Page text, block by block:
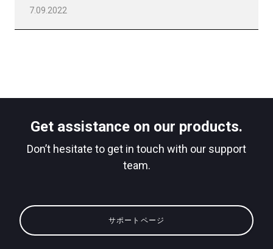
7.09.2022
Get assistance on our products.
Don’t hesitate to get in touch with our support
team.
サポートページ